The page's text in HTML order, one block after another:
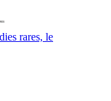
rares, le